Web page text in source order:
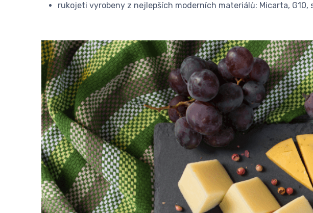
rukojeti vyrobeny z nejlepších moderních materiálů: Micarta,